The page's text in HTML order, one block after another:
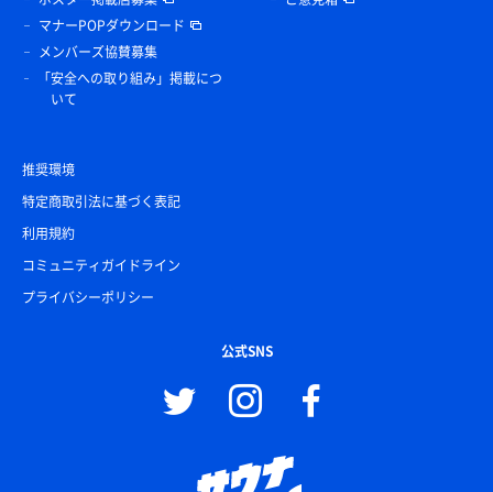
マナーPOPダウンロード
メンバーズ協賛募集
「安全への取り組み」掲載につ
いて
推奨環境
特定商取引法に基づく表記
利用規約
コミュニティガイドライン
プライバシーポリシー
公式SNS